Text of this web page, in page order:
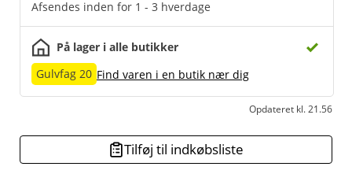
Afsendes inden for 1 - 3 hverdage
På lager i alle butikker
Gulvfag 20 Find varen i en butik nær dig
Opdateret kl. 21.56
Tilføj til indkøbsliste